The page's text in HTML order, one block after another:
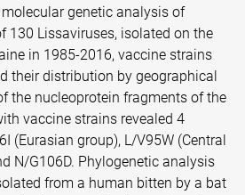
genetic analysis of
130 Lissaviruses, isolated on the
in 1985-2016, vaccine strains
their distribution by geographical
the nucleoprotein fragments of the
vaccine strains revealed 4
(Eurasian group), L/V95W (Central
N/G106D. Phylogenetic analysis
from a human bitten by a bat